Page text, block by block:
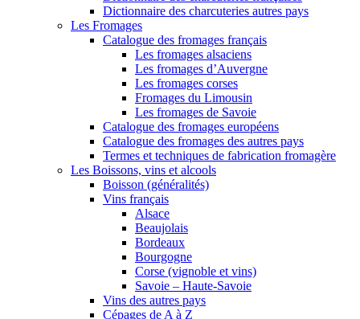
Dictionnaire des charcuteries autres pays
Les Fromages
Catalogue des fromages français
Les fromages alsaciens
Les fromages d’Auvergne
Les fromages corses
Fromages du Limousin
Les fromages de Savoie
Catalogue des fromages européens
Catalogue des fromages des autres pays
Termes et techniques de fabrication fromagère
Les Boissons, vins et alcools
Boisson (généralités)
Vins français
Alsace
Beaujolais
Bordeaux
Bourgogne
Corse (vignoble et vins)
Savoie – Haute-Savoie
Vins des autres pays
Cépages de A à Z